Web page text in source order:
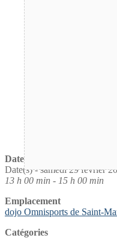
Date / Heure
Date(s) - samedi 29 février
13 h 00 min - 15 h 00 min
Emplacement
dojo Omnisports de Saint-
Catégories